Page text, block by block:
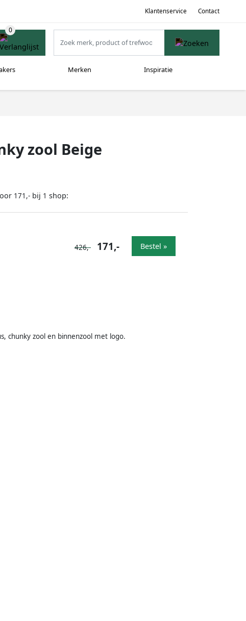
Klantenservice Contact
Merken Inspiratie
zool Beige
171,- bij 1 shop:
426,- 171,- Bestel »
chunky zool en binnenzool met logo.